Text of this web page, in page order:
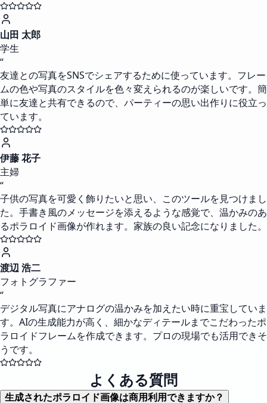
山田 太郎
学生
“
友達との写真をSNSでシェアするために使っています。フレー
ムの色や写真のスタイルを色々変えられるのが楽しいです。簡
単に友達と共有できるので、パーティーの思い出作りに役立っ
ています。
伊藤 花子
主婦
“
子供の写真を可愛く飾りたいと思い、このツールを見つけまし
た。手書き風のメッセージを添えるような感覚で、温かみのあ
るポラロイド画像が作れます。家族の良い記念になりました。
渡辺 浩二
フォトグラファー
“
デジタル写真にアナログの温かみを加えたい時に重宝していま
す。AIの生成能力が高く、細かなディテールまでこだわったポ
ラロイドフレームを作成できます。プロの現場でも活用できそ
うです。
よくある質問
生成されたポラロイド画像は商用利用できますか？